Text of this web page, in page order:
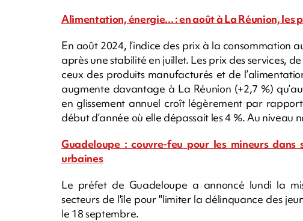
Alimentation, énergie... : en août à La Réunion,
En août 2024, l’indice des prix à la consommation
après une stabilité en juillet. Les prix des services,
ceux des produits manufacturés et de
augmente davantage à La Réunion (+2,7 %)
en glissement annuel croît légèrement par
début d’année où elle dépassait les 4 %. Au niveau
Guadeloupe : couvre-feu pour les mineurs
urbaines
Le préfet de Guadeloupe a annoncé lundi la
secteurs de l'île pour "limiter la délinquance des
le 18 septembre.